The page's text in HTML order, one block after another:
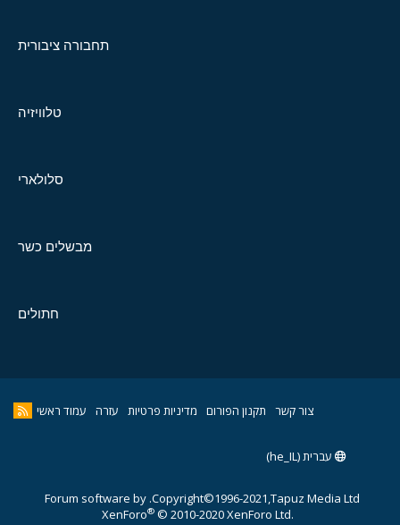
תחבורה ציבורית
טלוויזיה
סלולארי
מבשלים כשר
חתולים
צור קשר תקנון הפורום מדיניות פרטיות עזרה עמוד ראשי
עברית (he_IL)
Copyright©1996-2021,Tapuz Media Ltd.
Forum software by
XenForo® © 2010-2020 XenForo Ltd.